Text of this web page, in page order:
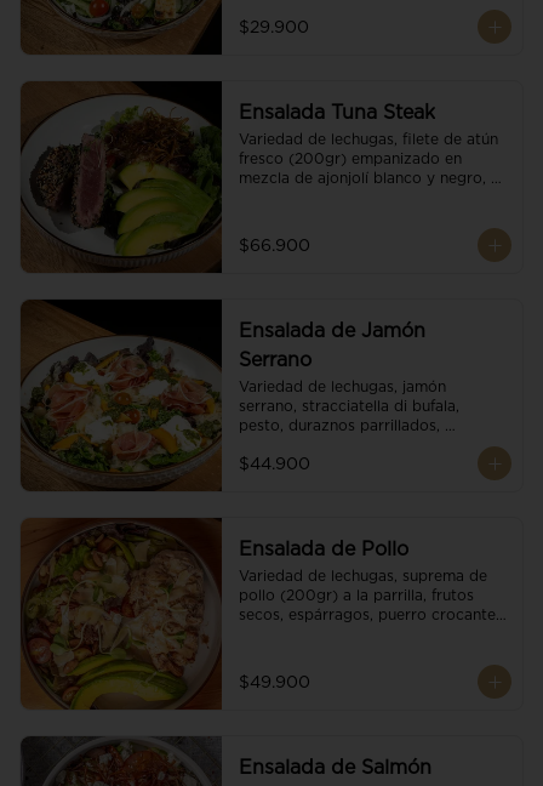
$29.900
Ensalada Tuna Steak
Variedad de lechugas, filete de atún
fresco (200gr) empanizado en
mezcla de ajonjolí blanco y negro,
parmesano, puerro crocante y
reducción de balsámico.
$66.900
Ensalada de Jamón
Serrano
Variedad de lechugas, jamón
serrano, stracciatella di bufala,
pesto, duraznos parrillados,
tomate cherry y vinagreta
$44.900
Ensalada de Pollo
Variedad de lechugas, suprema de
pollo (200gr) a la parrilla, frutos
secos, espárragos, puerro crocante,
balsámico.
$49.900
Ensalada de Salmón